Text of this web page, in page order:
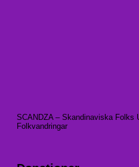
SCANDZA – Skandinaviska Folks
Folkvandringar